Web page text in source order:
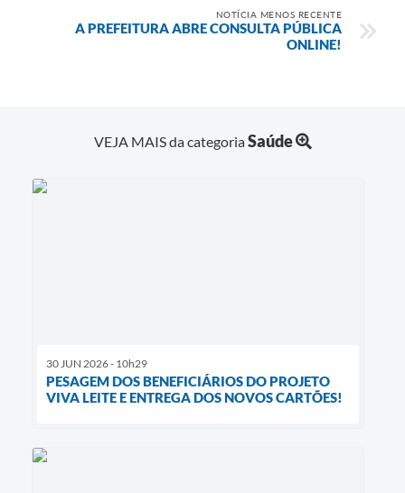
NOTÍCIA MENOS RECENTE
A PREFEITURA ABRE CONSULTA PÚBLICA
ONLINE!
VEJA MAIS da categoriaSaúde
30 JUN 2026 - 10h29
PESAGEM DOS BENEFICIÁRIOS DO PROJETO
VIVA LEITE E ENTREGA DOS NOVOS CARTÕES!